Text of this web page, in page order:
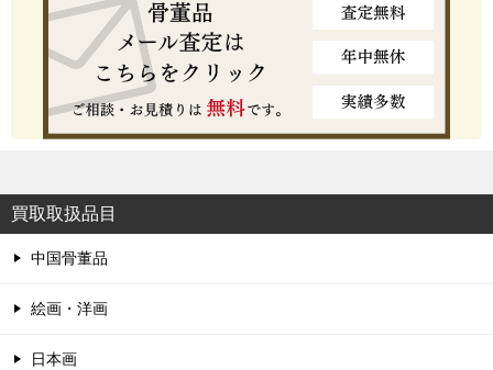
買取取扱品目
中国骨董品
絵画・洋画
日本画